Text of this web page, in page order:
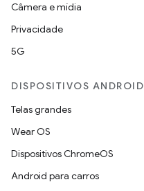
Câmera e mídia
Privacidade
5G
DISPOSITIVOS ANDROID
Telas grandes
Wear OS
Dispositivos ChromeOS
Android para carros